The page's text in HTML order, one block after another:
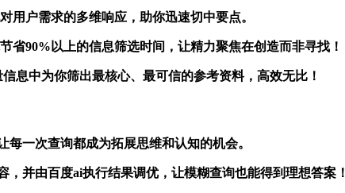
户需求的多维响应，助你迅速切中要点。
90%以上的信息筛选时间，让精力聚焦在创造而非寻找！
息中为你筛出最核心、最可信的参考资料，高效无比！
一次查询都成为拓展思维和认知的机会。
并由百度ai执行结果调优，让模糊查询也能得到理想答案！